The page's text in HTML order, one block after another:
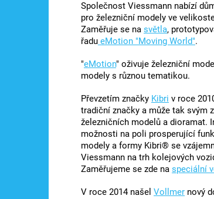
Společnost Viessmann nabízí
pro železniční modely ve
Zaměřuje se na světla,
řadu eMotion "Moving World".
"eMotion" oživuje železniční
modely s různou tematikou.
Převzetím značky Kibri v roce
tradiční značky a může tak svým
železničních modelů a dioramat.
možnosti na poli prosperující
modely a formy Kibri® se
Viessmann na trh kolejových
Zaměřujeme se zde na speciální
V roce 2014 našel Vollmer nový